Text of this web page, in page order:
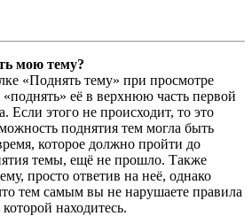
мою тему?
«Поднять тему» при просмотре
её в верхнюю часть первой
Если этого не происходит, то это
поднятия тем могла быть
которое должно пройти до
темы, ещё не прошло. Также
просто ответив на неё, однако
тем самым вы не нарушаете правила
находитесь.